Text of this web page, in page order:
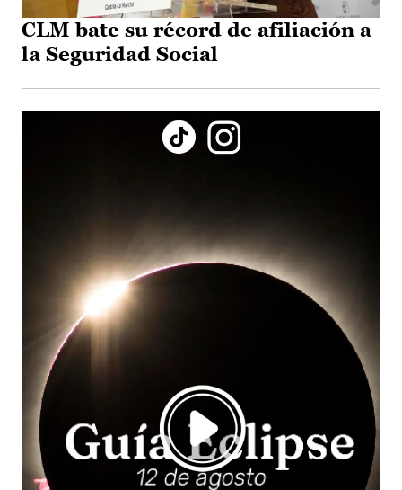
CLM bate su récord de afiliación a
la Seguridad Social